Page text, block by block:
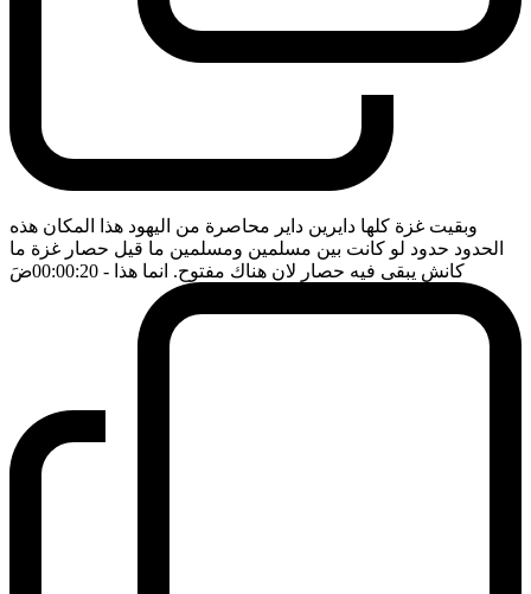
وبقيت غزة كلها دايرين داير محاصرة من اليهود هذا المكان هذه
الحدود حدود لو كانت بين مسلمين ومسلمين ما قيل حصار غزة ما
كانش يبقى فيه حصار لان هناك مفتوح. انما هذا - 00:00:20 ضَ